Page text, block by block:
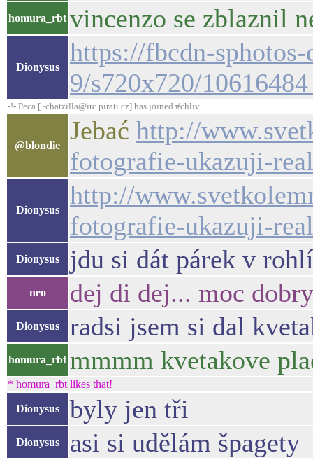
homura_rbt vincenzo se zblaznil
Dionysus
https://fbcdn-
9/s720x720/
-!- Peca [~chatzilla@irc.pirati.cz] has joined #chliv
@blondie
Jebać http://
fotografie-ukazuji-
Dionysus
http://
fotografie-ukazuji-
Dionysus jdu si dát párek v
neo dej di dej... moc dobry
Dionysus radsi jsem si dal
homura_rbt mmmm kvetakove
* homura_rbt likes that!
Dionysus byly jen tři
Dionysus asi si udělám špagety